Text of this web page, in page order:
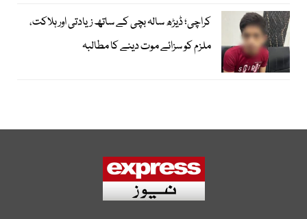
کراچی؛ ڈیڑھ سالہ بچی کے ساتھ زیادتی اور ہلاکت،
ملزم کو سزائے موت دینے کا مطالبہ